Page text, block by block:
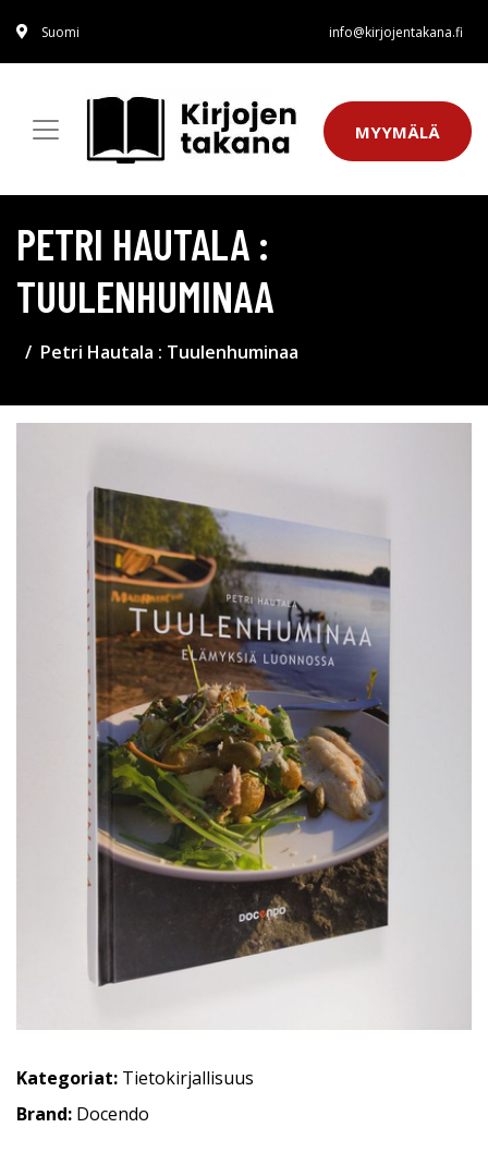
Suomi info@kirjojentakana.fi
MYYMÄLÄ
PETRI HAUTALA :
TUULENHUMINAA
Petri Hautala : Tuulenhuminaa
Kategoriat: Tietokirjallisuus
Brand: Docendo